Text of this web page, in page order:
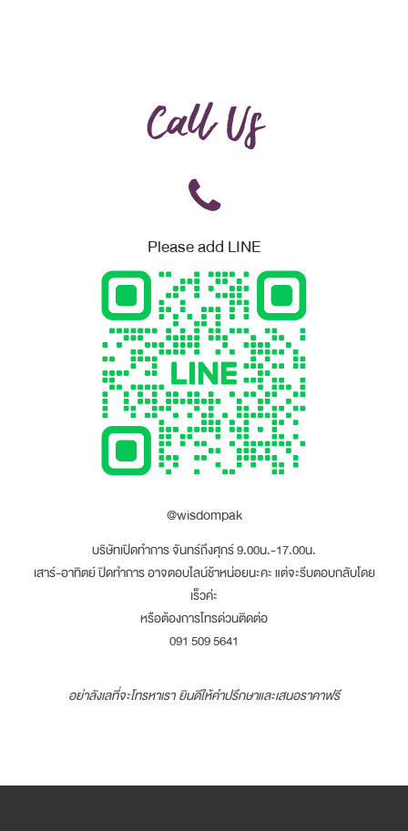
Call Us
Please add LINE
@wisdompak
บริษัทเปิดทำการ จันทร์ถึงศุกร์ 9.00น.-17.00น.
เสาร์-อาทิตย์ ปิดทำการ อาจตอบไลน์ช้าหน่อยนะคะ แต่จะรีบตอบกลับโดย
เร็วค่ะ
หรือต้องการโทรด่วนติดต่อ
091 509 5641
อย่าลังเลที่จะโทรหาเรา ยินดีให้คำปรึกษาและเสนอราคาฟรี